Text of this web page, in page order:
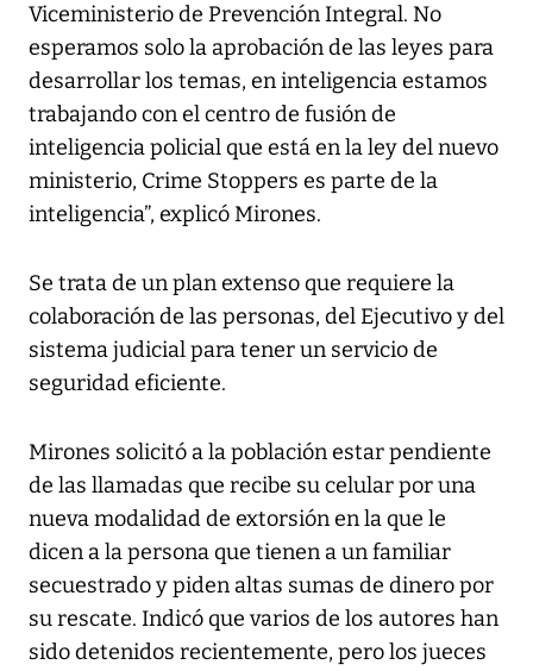
Viceministerio de Prevención Integral. No
esperamos solo la aprobación de las leyes para
desarrollar los temas, en inteligencia estamos
trabajando con el centro de fusión de
inteligencia policial que está en la ley del nuevo
ministerio, Crime Stoppers es parte de la
inteligencia”, explicó Mirones.
Se trata de un plan extenso que requiere la
colaboración de las personas, del Ejecutivo y del
sistema judicial para tener un servicio de
seguridad eficiente.
Mirones solicitó a la población estar pendiente
de las llamadas que recibe su celular por una
nueva modalidad de extorsión en la que le
dicen a la persona que tienen a un familiar
secuestrado y piden altas sumas de dinero por
su rescate. Indicó que varios de los autores han
sido detenidos recientemente, pero los jueces